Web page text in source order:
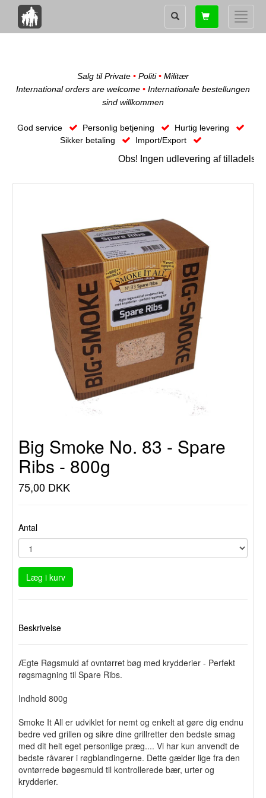
Toggle
Shopping
card
Salg til Private • Politi• Militær
International orders are welcome • Internationale bestellungen
sind willkommen
God service Personlig betjening
Hurtig levering
Sikker betaling
Import/Export
Obs! Ingen udlevering af
Big Smoke No. 83 - Spare
Ribs - 800g
75,00 DKK
Antal
Læg i kurv
Beskrivelse
Ægte Røgsmuld af ovntørret bøg med krydderier - Perfekt
røgsmagning til Spare Ribs.
Indhold 800g
Smoke It All er udviklet for nemt og enkelt at gøre dig endnu
bedre ved grillen og sikre dine grillretter den bedste smag
med dit helt eget personlige præg.... Vi har kun anvendt de
bedste råvarer i røgblandingerne. Dette gælder lige fra den
ovntørrede bøgesmuld til kontrollerede bær, urter og
krydderier.